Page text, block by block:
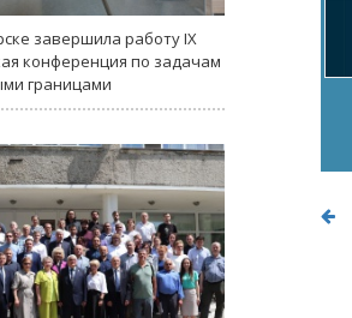
завершила работу IX
конференция по задачам
границами